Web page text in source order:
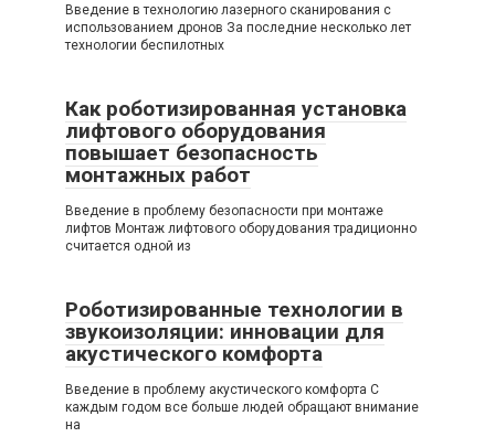
Введение в технологию лазерного сканирования с
использованием дронов За последние несколько лет
технологии беспилотных
Как роботизированная установка
лифтового оборудования
повышает безопасность
монтажных работ
Введение в проблему безопасности при монтаже
лифтов Монтаж лифтового оборудования традиционно
считается одной из
Роботизированные технологии в
звукоизоляции: инновации для
акустического комфорта
Введение в проблему акустического комфорта С
каждым годом все больше людей обращают внимание
на